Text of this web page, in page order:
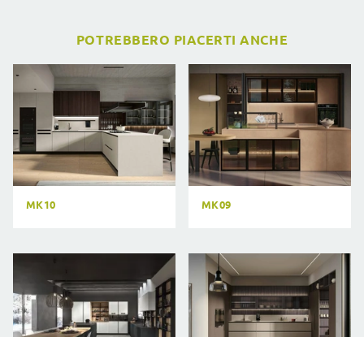
POTREBBERO PIACERTI ANCHE
MK10 MK09